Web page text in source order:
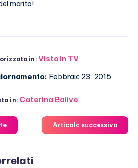
marito!
in: Visto in TV
Febbraio 23, 2015
in: Caterina Balivo
Articolo successivo